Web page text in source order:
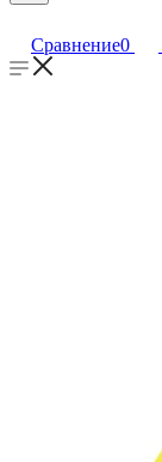
Сравнение0